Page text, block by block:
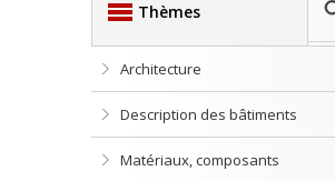
Thèmes
Architecture
Description des bâtiments
Matériaux, composants